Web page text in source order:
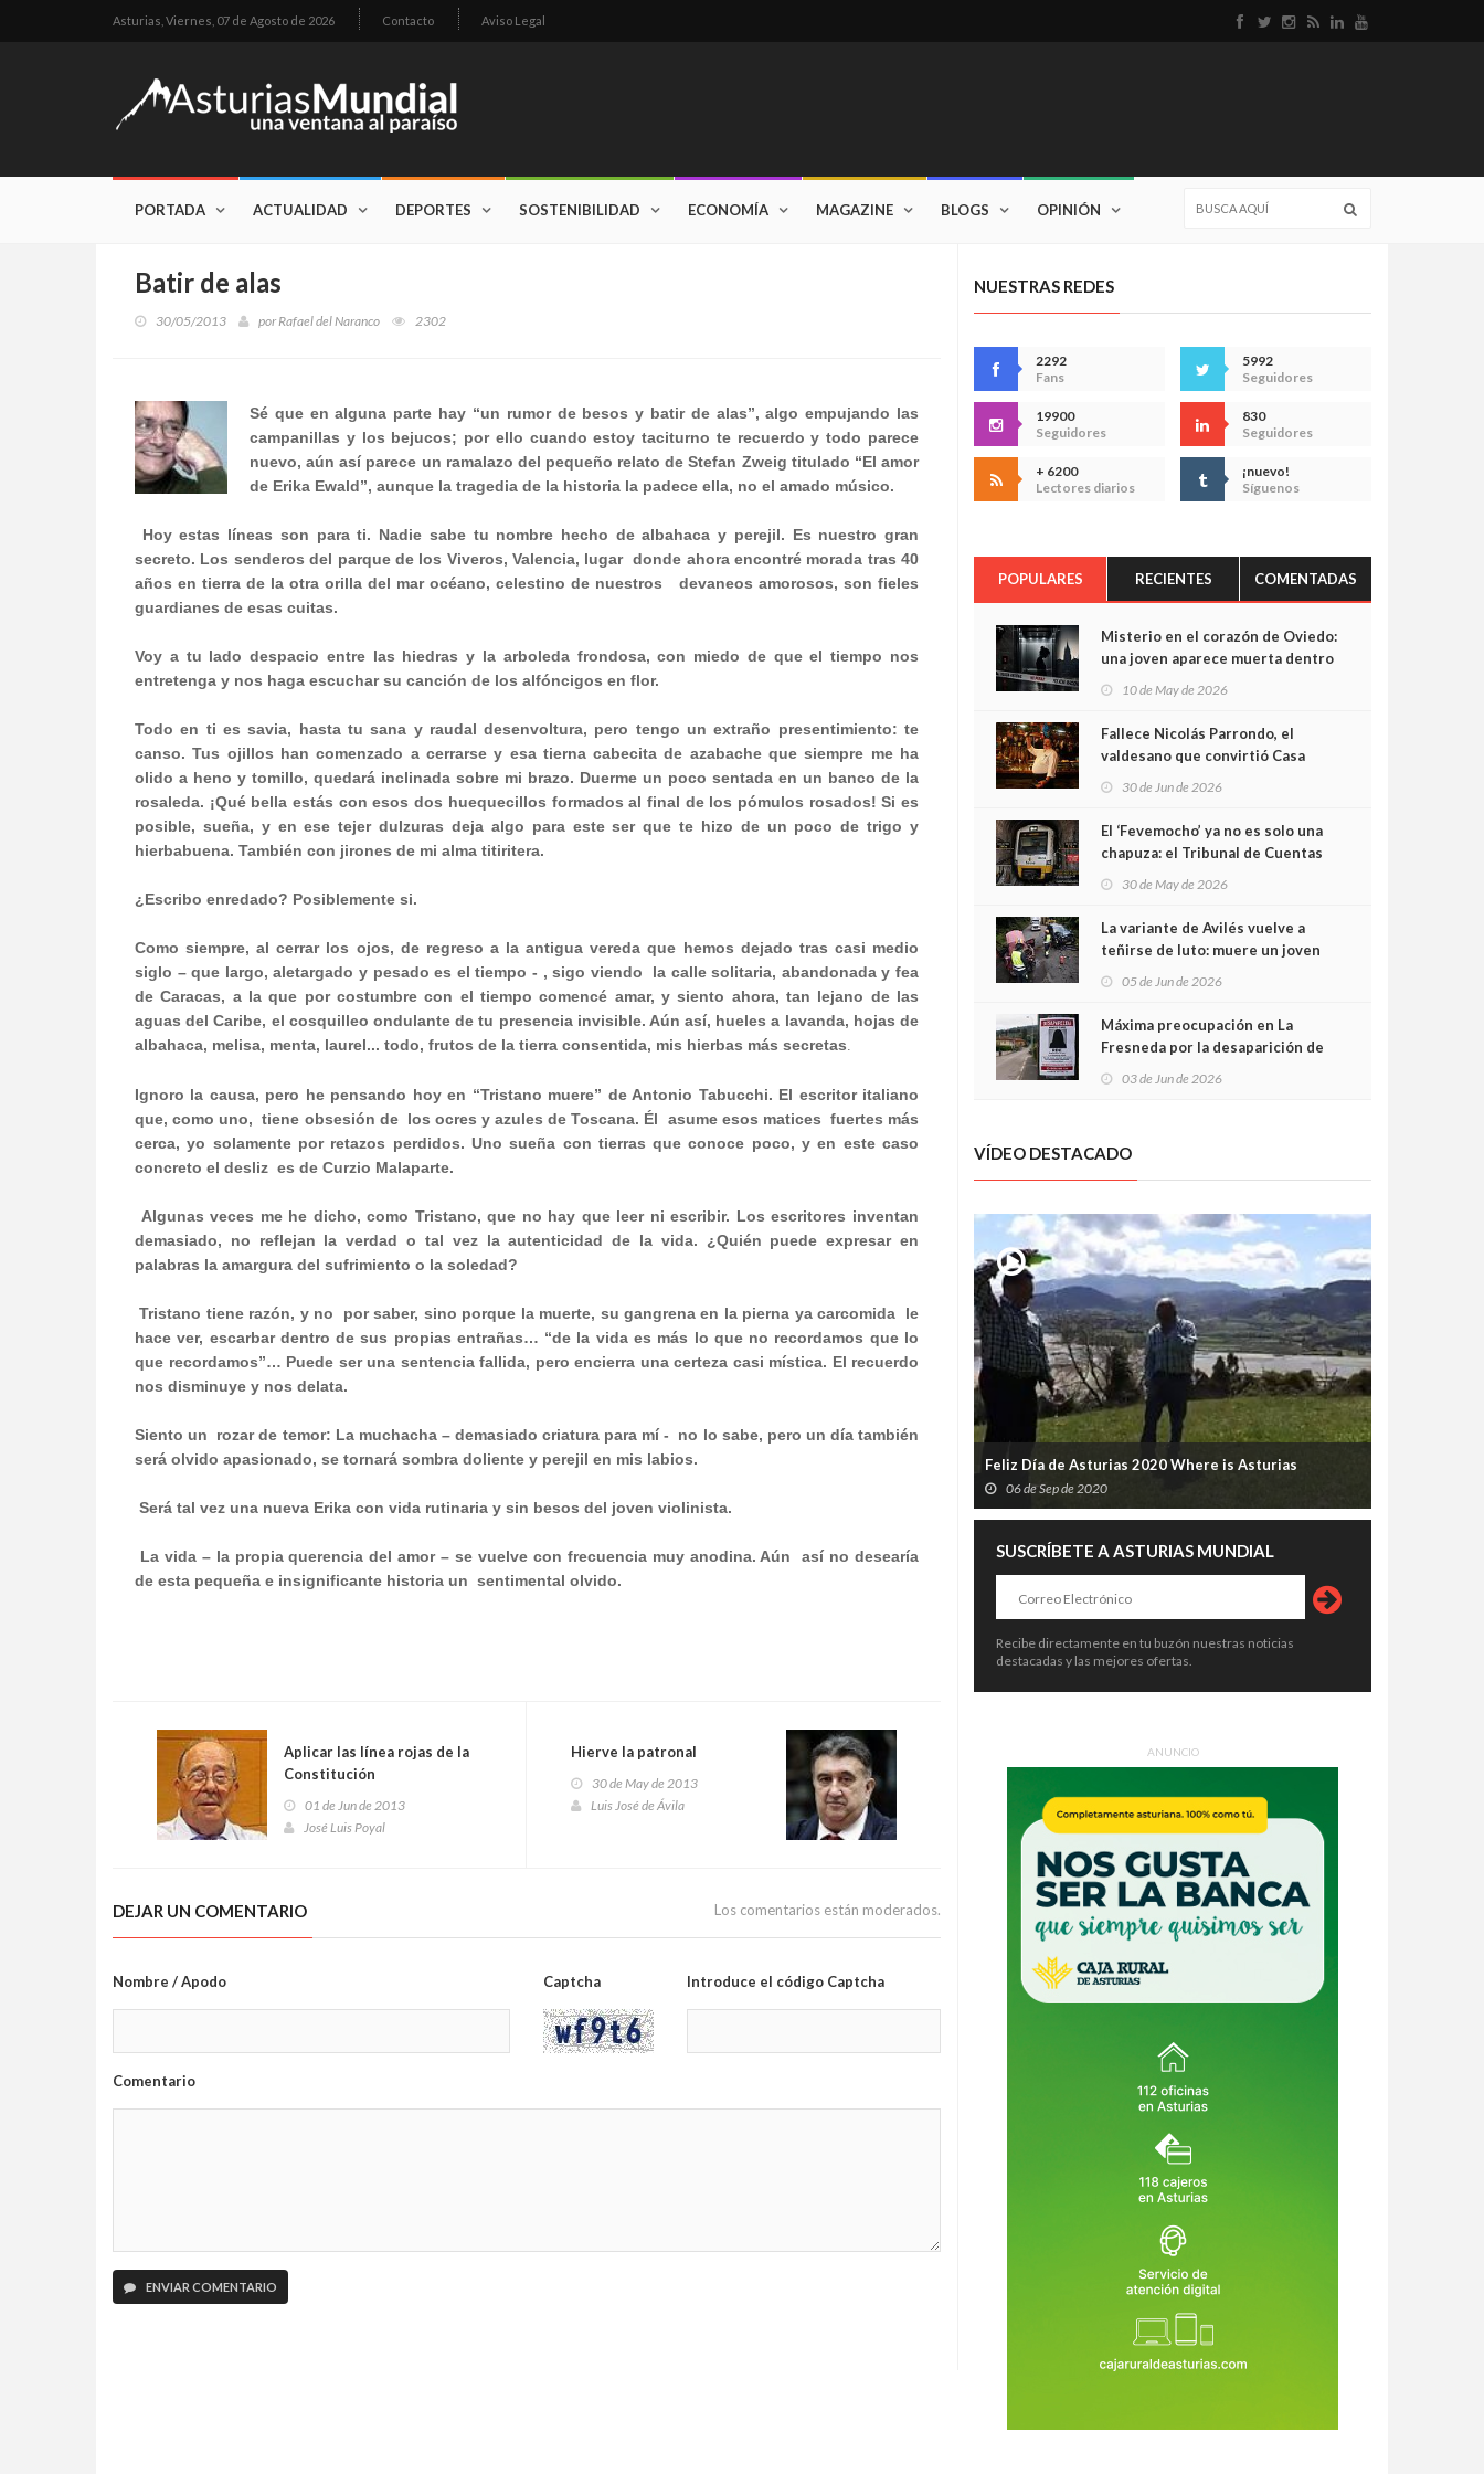
Asturias, Viernes, 07 de Agosto de 2026 Contacto Aviso Legal
PORTADA ACTUALIDAD DEPORTES SOSTENIBILIDAD ECONOMÍA MAGAZINE BLOGS OPINIÓN
Batir de alas
30/05/2013 porRafael del Naranco 2302
Sé que en alguna parte hay “un rumor de besos y batir de alas”, algo empujando las
campanillas y los bejucos; por ello cuandoestoy taciturno te recuerdo y todo parece
nuevo, aún así parece un ramalazo del pequeño relato de Stefan Zweig titulado “El amor
de Erika Ewald”, aunque la tragedia de la historia la padece ella, no el amado músico.
Hoy estas líneas son para ti. Nadie sabe tu nombre hecho de albahaca y perejil. Es nuestro gran
secreto. Los senderos del parque de los Viveros, Valencia, lugar donde ahora encontré morada tras 40
años en tierra de la otra orilla del mar océano, celestino de nuestros
devaneos amorosos, son fieles
guardianes de esas cuitas.
Voy a tu lado despacio entre las hiedras y la arboleda frondosa, con miedo de que el tiempo nos
entretenga y nos haga escuchar su canción de los alfóncigos en flor.
Todo en ti es savia, hasta tu sana y raudal desenvoltura, pero tengo un extraño presentimiento: te
canso. Tus ojillos han comenzado a cerrarse y esa tierna cabecita de azabache que siempre me ha
olido a heno y tomillo, quedará inclinada sobre mi brazo. Duerme un poco sentada en un banco de la
rosaleda. ¡Qué bella estás con esos dos huequecillos formados al final de los pómulos rosados! Si es
posible, sueña, y en ese tejer dulzuras deja algo para este ser que te hizo de un poco de trigo y
hierbabuena. También con jirones de mi alma titiritera.
¿Escribo enredado? Posiblemente si.
Como siempre, al cerrar los ojos, de regreso a la antigua vereda que hemos dejado tras casi medio
siglo – que largo, aletargado y pesado es el tiempo - , sigo viendo
la calle solitaria, abandonada y fea
de Caracas, a la que por costumbre con el tiempo comencé amar, y siento ahora, tan lejano de las
aguas del Caribe, el cosquilleo ondulante de tu presencia invisible. Aún así, hueles a lavanda, hojas de
albahaca, melisa, menta, laurel... todo, frutos de la tierra consentida, mis hierbas más secretas.
Ignoro la causa, pero he pensando hoy en “Tristano muere” de Antonio Tabucchi. El escritor italiano
que, como uno, tiene obsesión de los ocres y azules de Toscana. Él asume esos matices fuertes más
cerca, yo solamente por retazos perdidos. Uno sueña con tierras que conoce poco, y en este caso
concreto el desliz es de Curzio Malaparte.
Algunas veces me he dicho, como Tristano, que no hay que leer ni escribir. Los escritores inventan
demasiado, no reflejan la verdad o tal vez la autenticidad de la vida. ¿Quién puede expresar en
palabras la amargura del sufrimiento o la soledad?
Tristano tiene razón, y no por saber, sino porque la muerte, su gangrena en la pierna ya carcomida
le
hace ver, escarbar dentro de sus propias entrañas… “de la vida es más lo que no recordamos que lo
que recordamos”… Puede ser una sentencia fallida, pero encierra una certeza casi mística. El recuerdo
nos disminuye y nos delata.
Siento un rozar de temor: La muchacha – demasiado criatura para mí -
no lo sabe, pero un día también
será olvido apasionado, se tornará sombra doliente y perejil en mis labios.
Será tal vez una nueva Erika con vida rutinaria y sin besos del joven violinista.
La vida – la propia querencia del amor – se vuelve con frecuencia muy anodina. Aún
así no desearía
de esta pequeña e insignificante historia un sentimental olvido.
Aplicar las línea rojas de la
Constitución
01 de Jun de 2013
José Luis Poyal
Hierve la patronal
30 de May de 2013
Luis José de Ávila
DEJAR UN COMENTARIO Los comentarios están moderados.
Nombre / Apodo Captcha Introduce el código Captcha
Comentario
ENVIAR COMENTARIO
NUESTRAS REDES
2292
Fans
5992
Seguidores
19900
Seguidores
830
Seguidores
+ 6200
Lectores diarios
¡nuevo!
Síguenos
POPULARES RECIENTES COMENTADAS
Misterio en el corazón de Oviedo:
una joven aparece muerta dentro
cámaras captan sus últimos
minutos
10 de May de 2026
Fallece Nicolás Parrondo, el
valdesano que convirtió Casa
30 de Jun de 2026
El ‘Fevemocho’ ya no es solo una
chapuza: el Tribunal de Cuentas
sobrecoste de los trenes que no
cabían por los túneles
30 de May de 2026
La variante de Avilés vuelve a
teñirse de luto: muere un joven
05 de Jun de 2026
Máxima preocupación en La
Fresneda por la desaparición de
03 de Jun de 2026
VÍDEO DESTACADO
Feliz Día de Asturias 2020 Where is Asturias
06 de Sep de 2020
SUSCRÍBETE A ASTURIAS MUNDIAL
Recibe directamente en tu buzón nuestras noticias
destacadas y las mejores ofertas.
ANUNCIO